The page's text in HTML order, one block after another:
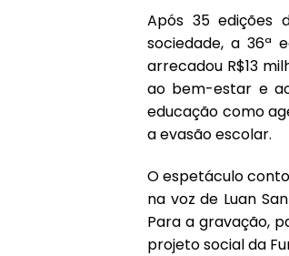
Após 35 edições
sociedade, a 36ª
arrecadou R$13
ao bem-estar e
educação como
a evasão escolar.
O espetáculo
na voz de Luan
Para a gravação,
projeto social da